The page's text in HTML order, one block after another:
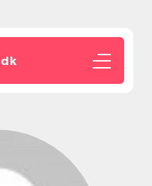
dk